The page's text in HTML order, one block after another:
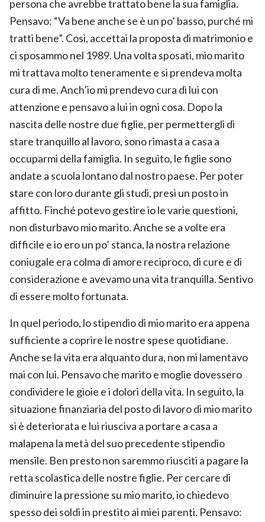
persona che avrebbe trattato bene la sua famiglia.
Pensavo: “Va bene anche se è un po’ basso, purché mi
tratti bene”. Così, accettai la proposta di matrimonio e
ci sposammo nel 1989. Una volta sposati, mio marito
mi trattava molto teneramente e si prendeva molta
cura di me. Anch’io mi prendevo cura di lui con
attenzione e pensavo a lui in ogni cosa. Dopo la
nascita delle nostre due figlie, per permettergli di
stare tranquillo al lavoro, sono rimasta a casa a
occuparmi della famiglia. In seguito, le figlie sono
andate a scuola lontano dal nostro paese. Per poter
stare con loro durante gli studi, presi un posto in
affitto. Finché potevo gestire io le varie questioni,
non disturbavo mio marito. Anche se a volte era
difficile e io ero un po’ stanca, la nostra relazione
coniugale era colma di amore reciproco, di cure e di
considerazione e avevamo una vita tranquilla. Sentivo
di essere molto fortunata.
In quel periodo, lo stipendio di mio marito era appena
sufficiente a coprire le nostre spese quotidiane.
Anche se la vita era alquanto dura, non mi lamentavo
mai con lui. Pensavo che marito e moglie dovessero
condividere le gioie e i dolori della vita. In seguito, la
situazione finanziaria del posto di lavoro di mio marito
si è deteriorata e lui riusciva a portare a casa a
malapena la metà del suo precedente stipendio
mensile. Ben presto non saremmo riusciti a pagare la
retta scolastica delle nostre figlie. Per cercare di
diminuire la pressione su mio marito, io chiedevo
spesso dei soldi in prestito ai miei parenti. Pensavo: